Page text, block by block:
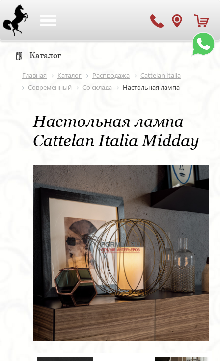
Каталог
Главная Каталог Распродажа
Cattelan Italia
Современный
Со склада Настольная лампа
Настольная лампа
Cattelan Italia Midday